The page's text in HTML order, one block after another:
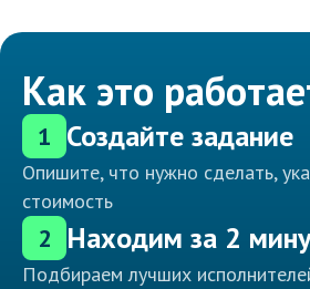
Как это
1 Создайте задание
Опишите, что нужно сделать,
стоимость
2 Находим за 2
Подбираем лучших